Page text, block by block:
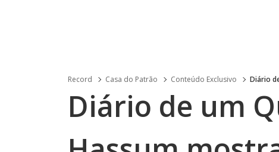
Record Casa do Patrão Conteúdo Exclusivo Diário
Diário de um